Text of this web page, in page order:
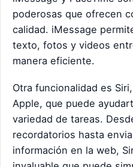
poderosas que ofrecen
calidad. iMessage
texto, fotos y videos
manera eficiente.
Otra funcionalidad es
Apple, que puede
variedad de tareas.
recordatorios hasta
información en la web,